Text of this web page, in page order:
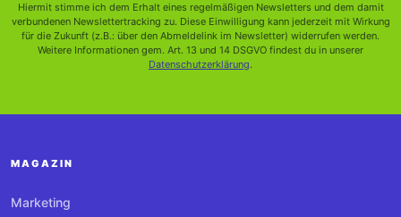
Hiermit stimme ich dem Erhalt eines regelmäßigen Newsletters und dem damit
verbundenen Newslettertracking zu. Diese Einwilligung kann jederzeit mit Wirkung
für die Zukunft (z.B.: über den Abmeldelink im Newsletter) widerrufen werden.
Weitere Informationen gem. Art. 13 und 14 DSGVO findest du in unserer
Datenschutzerklärung.
MAGAZIN
Marketing